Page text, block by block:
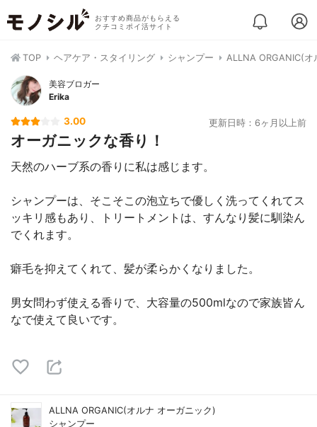
おすすめ商品がもらえる
クチコミポイ活サイト
TOP ヘアケア・スタイリング シャンプー ALLNA ORGANIC(
美容ブロガー
Erika
3.00 更新日時：6ヶ月以上前
オーガニックな香り！
天然のハーブ系の香りに私は感じます。
シャンプーは、そこそこの泡立ちで優しく洗ってくれてス
ッキリ感もあり、トリートメントは、すんなり髪に馴染ん
でくれます。
癖毛を抑えてくれて、髪が柔らかくなりました。
男女問わず使える香りで、大容量の500mlなので家族皆ん
なで使えて良いです。
ALLNA ORGANIC(オルナ オーガニック)
シャンプー